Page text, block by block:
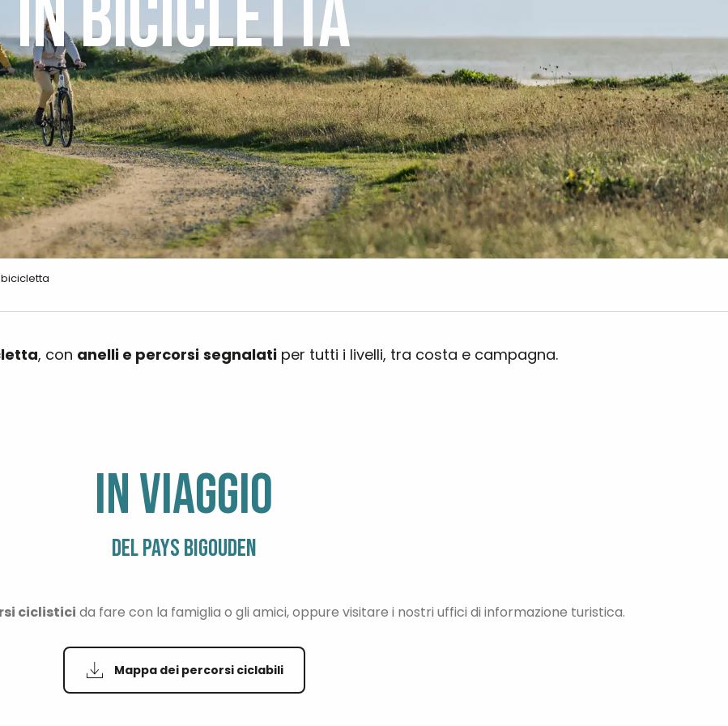
IN BICICLETTA
bicicletta
, con anelli e percorsi segnalati per tutti i livelli, tra costa e campagna.
IN VIAGGIO
DEL PAYS BIGOUDEN
ciclistici da fare con la famiglia o gli amici, oppure visitare i nostri uffici di informazione turistica.
Mappa dei percorsi ciclabili